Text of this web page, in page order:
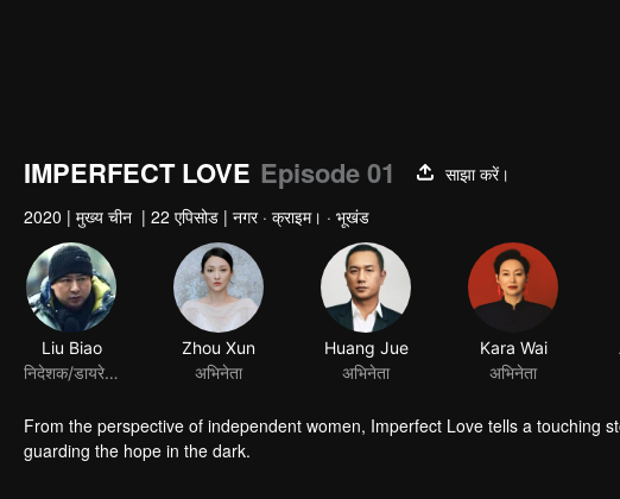
IMPERFECT LOVE Episode 01
साझा करें।
2020 | मुख्य चीन | 22 एपिसोड | नगर · क्राइम। · भूखंड
Liu Biao
निदेशक/डायरेक्टर
Zhou Xun
अभिनेता
Huang Jue
अभिनेता
Kara Wai
अभिनेता
From the perspective of independent women, Imperfect Love tells a touching
guarding the hope in the dark.